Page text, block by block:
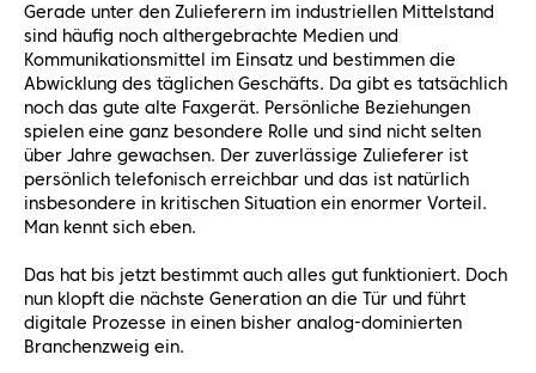
Gerade unter den Zulieferern im industriellen Mittelstand
sind häufig noch althergebrachte Medien und
Kommunikationsmittel im Einsatz und bestimmen die
Abwicklung des täglichen Geschäfts. Da gibt es tatsächlich
noch das gute alte Faxgerät. Persönliche Beziehungen
spielen eine ganz besondere Rolle und sind nicht selten
über Jahre gewachsen. Der zuverlässige Zulieferer ist
persönlich telefonisch erreichbar und das ist natürlich
insbesondere in kritischen Situation ein enormer Vorteil.
Man kennt sich eben.
Das hat bis jetzt bestimmt auch alles gut funktioniert. Doch
nun klopft die nächste Generation an die Tür und führt
digitale Prozesse in einen bisher analog-dominierten
Branchenzweig ein.